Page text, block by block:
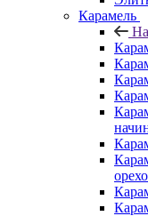
Карамель